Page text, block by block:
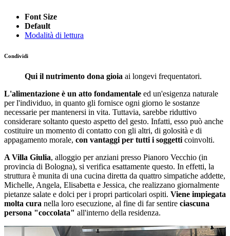
Font Size
Default
Modalità di lettura
Condividi
Qui il nutrimento dona gioia ai longevi frequentatori.
L'alimentazione è un atto fondamentale ed un'esigenza naturale
per l'individuo, in quanto gli fornisce ogni giorno le sostanze
necessarie per mantenersi in vita. Tuttavia, sarebbe riduttivo
considerare soltanto questo aspetto del gesto. Infatti, esso può anche
costituire un momento di contatto con gli altri, di golosità e di
appagamento morale, con vantaggi per tutti i soggetti coinvolti.
A Villa Giulia, alloggio per anziani presso Pianoro Vecchio (in
provincia di Bologna), si verifica esattamente questo. In effetti, la
struttura è munita di una cucina diretta da quattro simpatiche addette,
Michelle, Angela, Elisabetta e Jessica, che realizzano giornalmente
pietanze salate e dolci per i propri particolari ospiti. Viene impiegata
molta cura nella loro esecuzione, al fine di far sentire ciascuna
persona "coccolata" all'interno della residenza.